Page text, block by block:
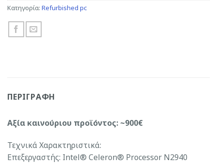
Κατηγορία: Refurbished pc
ΠΕΡΙΓΡΑΦΉ
Αξία καινούριου προϊόντος: ~900€
Τεχνικά Χαρακτηριστικά:
Επεξεργαστής: Intel® Celeron® Processor N2940